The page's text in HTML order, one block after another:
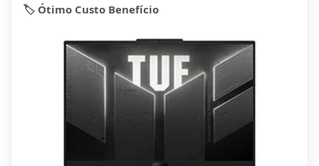
🏷️ Ótimo Custo Benefício